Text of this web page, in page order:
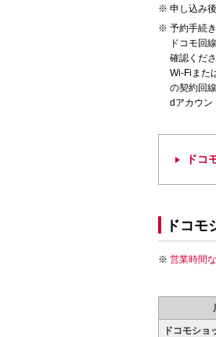
申し込み
予約手続
ドコモ回
確認くださ
Wi-Fiまた
の契約回
dアカウン
ドコ
ドコモ
営業時間
ドコモショ